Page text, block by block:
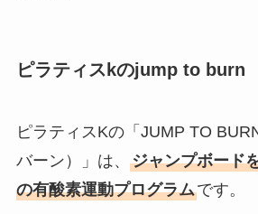
ピラティスkのjump to burn
ピラティスKの「JUMP TO
バーン）」は、 ジャンプボード
の有酸素運動プログラムです。